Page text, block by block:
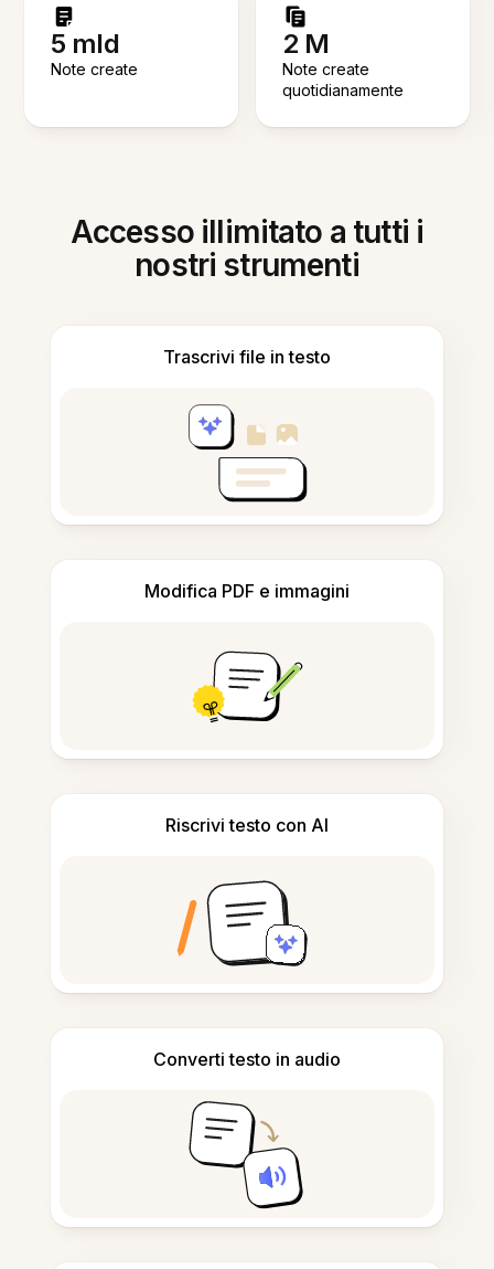
5 mld
Note create
2 M
Note create
quotidianamente
Accesso illimitato a tutti i
nostri strumenti
Trascrivi file in testo
Modifica PDF e immagini
Riscrivi testo con AI
Converti testo in audio